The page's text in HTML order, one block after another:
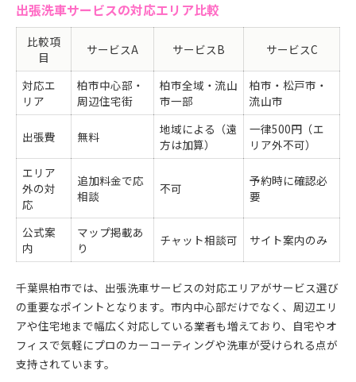
出張洗車サービスの対応エリア比較
比較項
目
サービスA サービスB サービスC
対応エ
リア
柏市中心部・
周辺住宅街
柏市全域・流山
市一部
柏市・松戸市・
流山市
出張費 無料
地域による（遠
方は加算）
一律500円（エ
リア外不可）
エリア
外の対
応
追加料金で応
相談
不可
予約時に確認必
要
公式案
内
マップ掲載あ
り
チャット相談可 サイト案内のみ
千葉県柏市では、出張洗車サービスの対応エリアがサービス選び
の重要なポイントとなります。市内中心部だけでなく、周辺エリ
アや住宅地まで幅広く対応している業者も増えており、自宅やオ
フィスで気軽にプロのカーコーティングや洗車が受けられる点が
支持されています。